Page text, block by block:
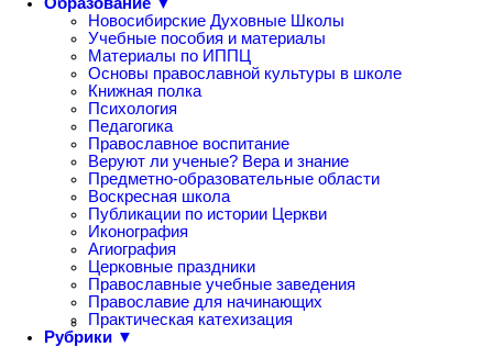
Новосибирские Духовные Школы
Учебные пособия и материалы
Материалы по ИППЦ
Основы православной культуры в школе
Книжная полка
Психология
Педагогика
Православное воспитание
Веруют ли ученые? Вера и знание
Предметно-образовательные области
Воскресная школа
Публикации по истории Церкви
Иконография
Агиография
Церковные праздники
Православные учебные заведения
Православие для начинающих
Практическая катехизация
Рубрики ▼